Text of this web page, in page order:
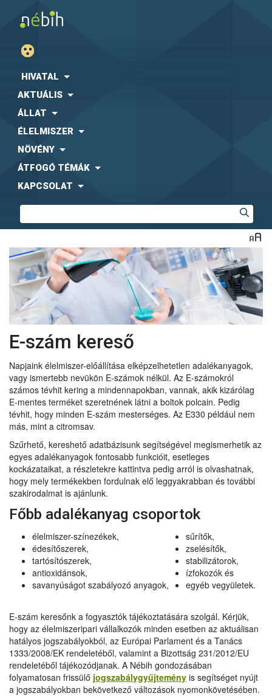
HIVATAL
AKTUÁLIS
ÁLLAT
ÉLELMISZER
NÖVÉNY
ÁTFOGÓ TÉMÁK
KAPCSOLAT
E-szám kereső
Napjaink élelmiszer-előállítása elképzelhetetlen adalékanyagok,
vagy ismertebb nevükön E-számok nélkül. Az E-számokról
számos tévhit kering a mindennapokban, vannak, akik kizárólag
E-mentes terméket szeretnének látni a boltok polcain. Pedig
tévhit, hogy minden E-szám mesterséges. Az E330 például nem
más, mint a citromsav.
Szűrhető, kereshető adatbázisunk segítségével megismerhetik az
egyes adalékanyagok fontosabb funkcióit, esetleges
kockázataikat, a részletekre kattintva pedig arról is olvashatnak,
hogy mely termékekben fordulnak elő leggyakrabban és további
szakirodalmat is ajánlunk.
Főbb adalékanyag csoportok
élelmiszer-színezékek,
édesítőszerek,
tartósítószerek,
antioxidánsok,
savanyúságot szabályozó anyagok,
sűrítők,
zselésítők,
stabilizátorok,
ízfokozók és
egyéb vegyületek.
E-szám keresőnk a fogyasztók tájékoztatására szolgál. Kérjük,
hogy az élelmiszeripari vállalkozók minden esetben az aktuálisan
hatályos jogszabályokból, az Európai Parlament és a Tanács
1333/2008/EK rendeletéből, valamint a Bizottság 231/2012/EU
rendeletéből tájékozódjanak. A Nébih gondozásában
folyamatosan frissülő jogszabálygyűjtemény is segítséget nyújt
a jogszabályokban bekövetkező változások nyomonkövetésében.